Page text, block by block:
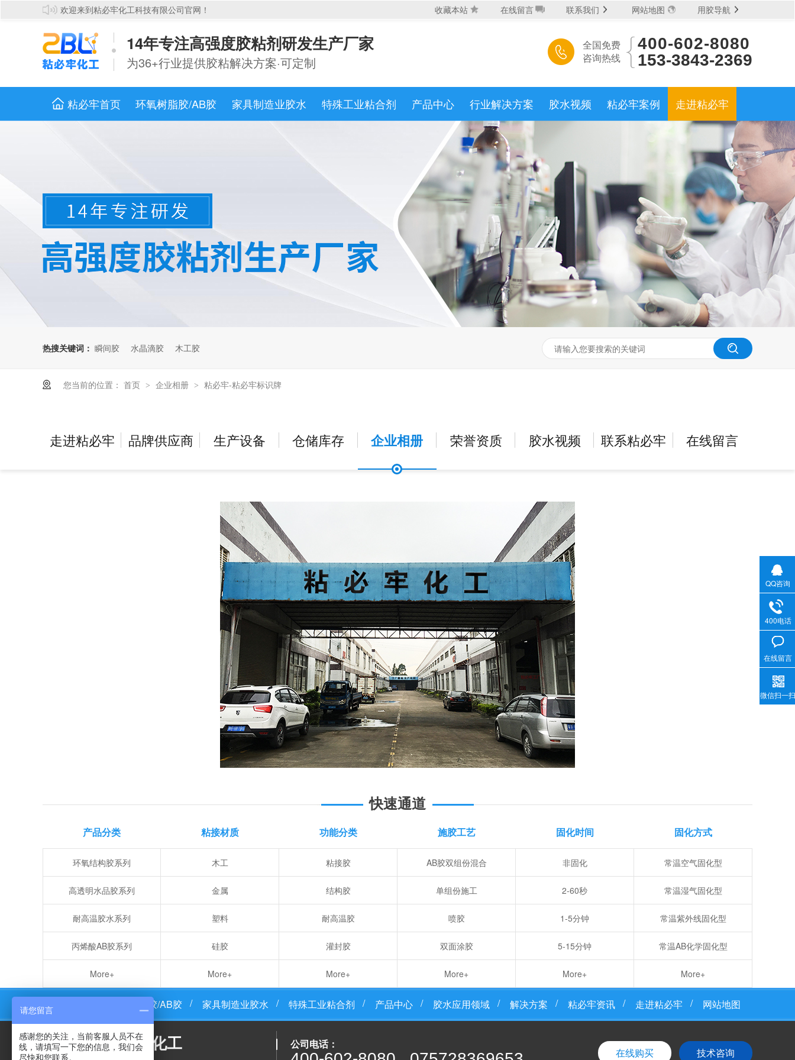
欢迎来到粘必牢化工科技有限公司官网！ 收藏本站 在线留言 联系我们
微信扫码 立即拿样
免费咨询热线: 400-602-8080
业务咨询 免费拿样 我要定制
网站地图 用胶导航
产品分类 环氧结构胶系列 耐高温胶水系列 丙烯酸AB胶系列 木工胶系列
热熔胶系列
快干胶体系 有机硅系列 UV胶系列
厌氧胶系列
粘接材质 木工 金属 塑料 硅胶 玻璃 陶瓷 水泥 石材 珠宝 化纤 电子 油漆 地毯
皮革
亚克力 橡胶
功能分类 耐高温胶 灌封胶 复合胶 大件浇筑胶 特种涂层胶 阻燃胶
防水胶
特种胶
压敏胶 电气绝缘胶 导电导热导磁胶 螺纹紧固胶 饰面贴合胶
透明结构胶
工业特种修补胶
热熔粘合胶 注塑成型胶 浸润过胶 填充补强胶 处理剂
施胶工艺 AB胶双组份混合 单组份施工 喷胶 双面涂胶 滚涂过胶 刷涂上胶 机器点胶
淋沐上胶
浸润上胶
人工上胶 真空注胶 高压注胶
1-2小时 6-10小时
10-24小时
14年专注高强度胶粘剂研发生产厂家
为36+行业提供胶粘解决方案·可定制
全国免费
咨询热线
400-602-8080
153-3843-2369
粘必牢首页 环氧树脂胶/AB胶 家具制造业胶水 特殊工业粘合剂 产品中心 行业解决方案 胶水视频 粘必牢案例 走进粘必牢
热搜关键词： 瞬间胶 水晶滴胶 木工胶
您当前的位置： 首页 > 企业相册 > 粘必牢-粘必牢标识牌
走进粘必牢 品牌供应商 生产设备 仓储库存 企业相册 荣誉资质 胶水视频 联系粘必牢 在线留言
快速通道
产品分类
环氧结构胶系列
高透明水品胶系列
耐高温胶水系列
丙烯酸AB胶系列
More+
粘接材质
木工
金属
塑料
硅胶
More+
功能分类
粘接胶
结构胶
耐高温胶
灌封胶
More+
施胶工艺
AB胶双组份混合
单组份施工
喷胶
双面涂胶
More+
固化时间
非固化
2-60秒
1-5分钟
5-15分钟
More+
固化方式
常温空气固化型
常温湿气固化型
常温紫外线固化型
常温AB化学固化型
More+
粘必牢首页 环氧树脂胶/AB胶 家具制造业胶水 特殊工业粘合剂 产品中心 胶水应用领域 解决方案 粘必牢资讯 走进粘必牢 网站地图
粘必牢化工 公司电话：
在线购买 技术咨询
QQ咨询
400电话
在线留言
微信扫一扫
请您留言
感谢您的关注，当前客服人员不在
线，请填写一下您的信息，我们会
尽快和您联系。